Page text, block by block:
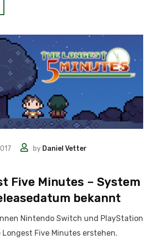
by Daniel Vetter
Five Minutes – System
bekannt
Nintendo Switch und PlayStation
Five Minutes erstehen.